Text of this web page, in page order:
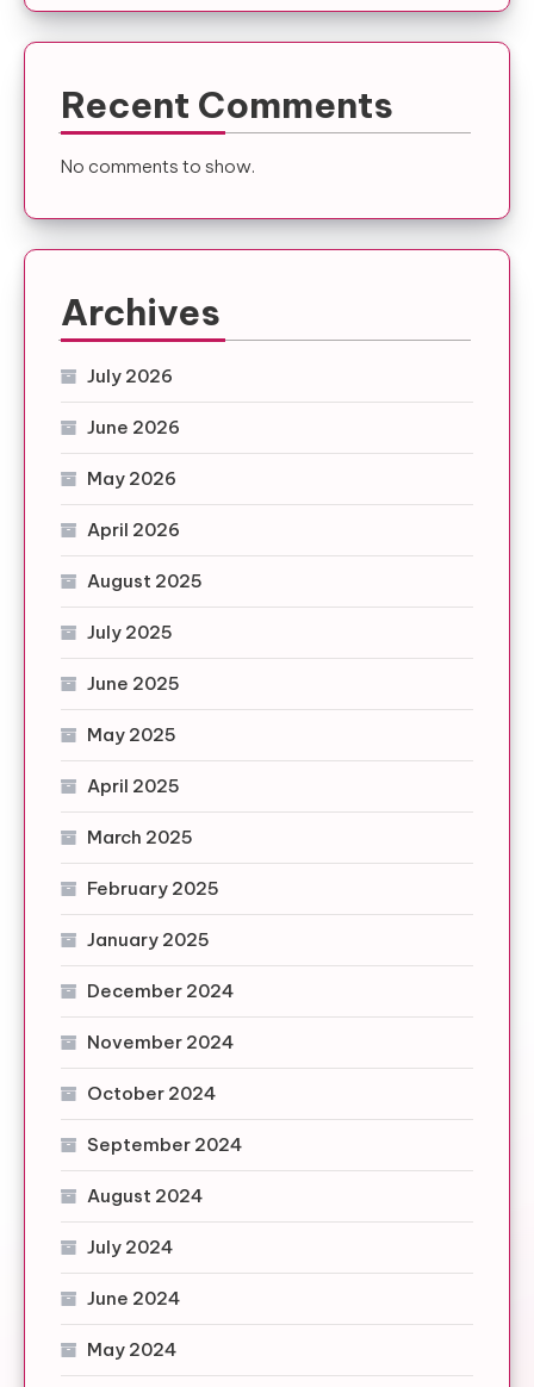
Recent Comments
No comments to show.
Archives
July 2026
June 2026
May 2026
April 2026
August 2025
July 2025
June 2025
May 2025
April 2025
March 2025
February 2025
January 2025
December 2024
November 2024
October 2024
September 2024
August 2024
July 2024
June 2024
May 2024